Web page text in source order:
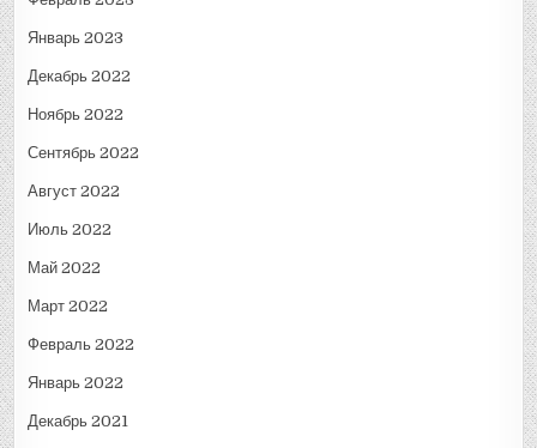
Январь 2023
Декабрь 2022
Ноябрь 2022
Сентябрь 2022
Август 2022
Июль 2022
Май 2022
Март 2022
Февраль 2022
Январь 2022
Декабрь 2021